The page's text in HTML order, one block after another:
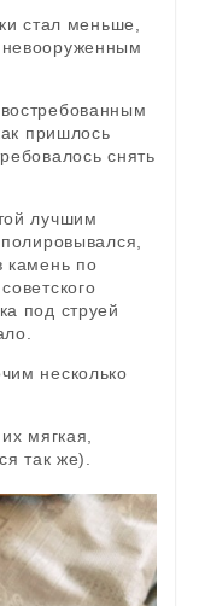
стал меньше,
пришлось
снять
лучшим
камень по
под струей
несколько
мягкая,
так же).